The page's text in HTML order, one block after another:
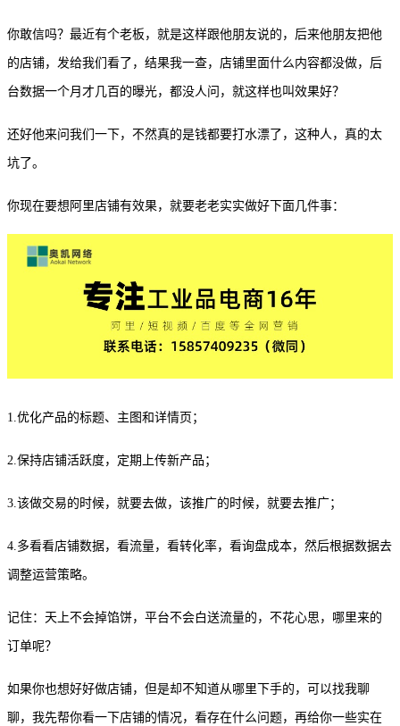
你敢信吗？最近有个老板，就是这样跟他朋友说的，后来他朋友把他
的店铺，发给我们看了，结果我一查，店铺里面什么内容都没做，后
台数据一个月才几百的曝光，都没人问，就这样也叫效果好？
还好他来问我们一下，不然真的是钱都要打水漂了，这种人，真的太
坑了。
你现在要想阿里店铺有效果，就要老老实实做好下面几件事：
1.优化产品的标题、主图和详情页；
2.保持店铺活跃度，定期上传新产品；
3.该做交易的时候，就要去做，该推广的时候，就要去推广；
4.多看看店铺数据，看流量，看转化率，看询盘成本，然后根据数据去
调整运营策略。
记住：天上不会掉馅饼，平台不会白送流量的，不花心思，哪里来的
订单呢？
如果你也想好好做店铺，但是却不知道从哪里下手的，可以找我聊
聊，我先帮你看一下店铺的情况，看存在什么问题，再给你一些实在